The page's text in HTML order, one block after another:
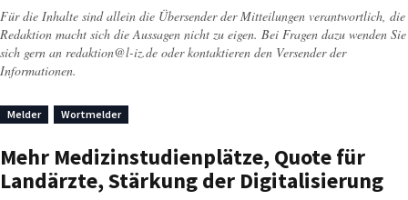
Für die Inhalte sind allein die Übersender der Mitteilungen verantwortlich, die
Redaktion macht sich die Aussagen nicht zu eigen. Bei Fragen dazu wenden Sie
sich gern an redaktion@l-iz.de oder kontaktieren den Versender der
Informationen.
Melder Wortmelder
Mehr Medizinstudienplätze, Quote für
Landärzte, Stärkung der Digitalisierung